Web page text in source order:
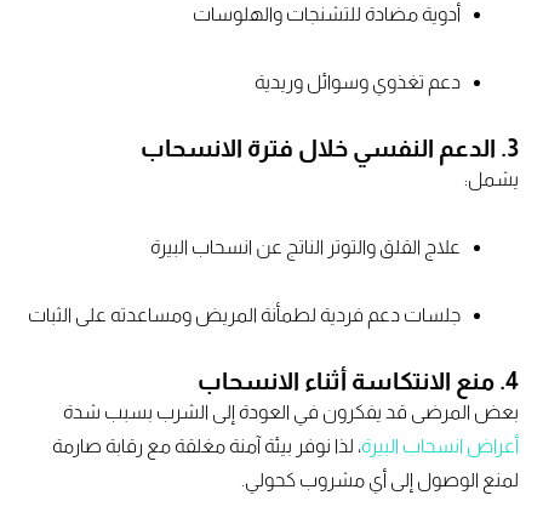
أدوية مضادة للتشنجات والهلوسات
دعم تغذوي وسوائل وريدية
3. الدعم النفسي خلال فترة الانسحاب
يشمل:
علاج القلق والتوتر الناتج عن انسحاب البيرة
جلسات دعم فردية لطمأنة المريض ومساعدته على الثبات
4. منع الانتكاسة أثناء الانسحاب
بعض المرضى قد يفكرون في العودة إلى الشرب بسبب شدة
أعراض انسحاب البيرة، لذا نوفر بيئة آمنة مغلقة مع رقابة صارمة
لمنع الوصول إلى أي مشروب كحولي.